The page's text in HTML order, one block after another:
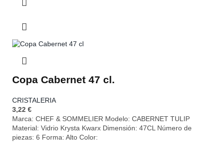
Copa Cabernet 47 cl.
CRISTALERIA
3,22 €
Marca: CHEF & SOMMELIER Modelo: CABERNET TULIP
Material: Vidrio Krysta Kwarx Dimensión: 47CL Número de
piezas: 6 Forma: Alto Color: